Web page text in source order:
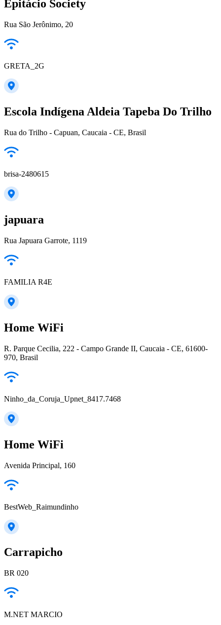
Epitácio Society
Rua São Jerônimo, 20
GRETA_2G
Escola Indígena Aldeia Tapeba Do Trilho
Rua do Trilho - Capuan, Caucaia - CE, Brasil
brisa-2480615
japuara
Rua Japuara Garrote, 1119
FAMILIA R4E
Home WiFi
R. Parque Cecilia, 222 - Campo Grande II, Caucaia - CE, 61600-
970, Brasil
Ninho_da_Coruja_Upnet_8417.7468
Home WiFi
Avenida Principal, 160
BestWeb_Raimundinho
Carrapicho
BR 020
M.NET MARCIO